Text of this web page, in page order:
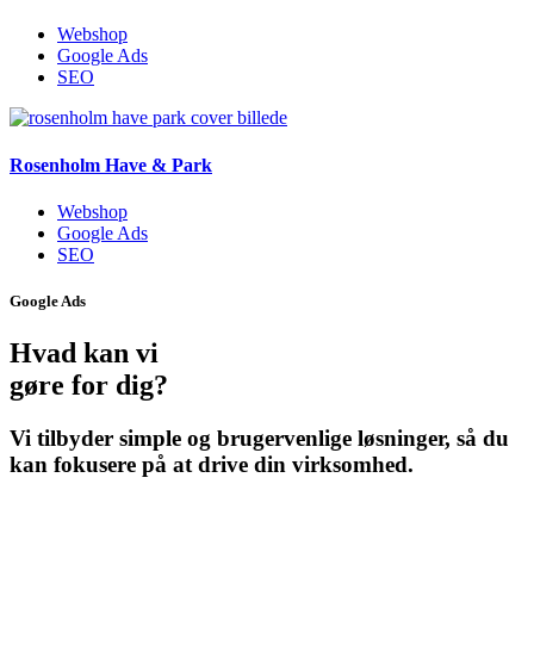
Webshop
Google Ads
SEO
Rosenholm Have & Park
Webshop
Google Ads
SEO
Google Ads
Hvad kan vi
gøre for dig?
Vi tilbyder simple og brugervenlige løsninger, så du
kan fokusere på at drive din virksomhed.